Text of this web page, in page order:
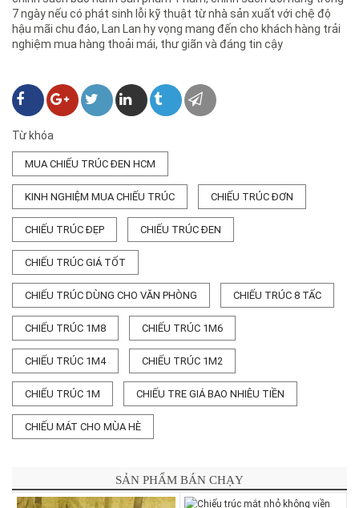
7 ngày nếu có phát sinh lỗi kỹ thuật từ nhà sản xuất với chệ độ
hậu mãi chu đáo, Lan Lan hy vọng mang đến cho khách hàng trải
nghiệm mua hàng thoải mái, thư giãn và đáng tin cậy
Từ khóa
MUA CHIẾU TRÚC ĐEN HCM
KINH NGHIỆM MUA CHIẾU TRÚC CHIẾU TRÚC ĐƠN
CHIẾU TRÚC ĐẸP CHIẾU TRÚC ĐEN
CHIẾU TRÚC GIÁ TỐT
CHIẾU TRÚC DÙNG CHO VĂN PHÒNG CHIẾU TRÚC 8 TẤC
CHIẾU TRÚC 1M8 CHIẾU TRÚC 1M6
CHIẾU TRÚC 1M4 CHIẾU TRÚC 1M2
CHIẾU TRÚC 1M CHIẾU TRE GIÁ BAO NHIÊU TIỀN
CHIẾU MÁT CHO MÙA HÈ
SẢN PHẨM BÁN CHẠY